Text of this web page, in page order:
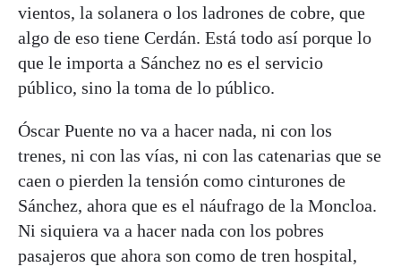
vientos, la solanera o los ladrones de cobre, que
algo de eso tiene Cerdán. Está todo así porque lo
que le importa a Sánchez no es el servicio
público, sino la toma de lo público.
Óscar Puente no va a hacer nada, ni con los
trenes, ni con las vías, ni con las catenarias que se
caen o pierden la tensión como cinturones de
Sánchez, ahora que es el náufrago de la Moncloa.
Ni siquiera va a hacer nada con los pobres
pasajeros que ahora son como de tren hospital,